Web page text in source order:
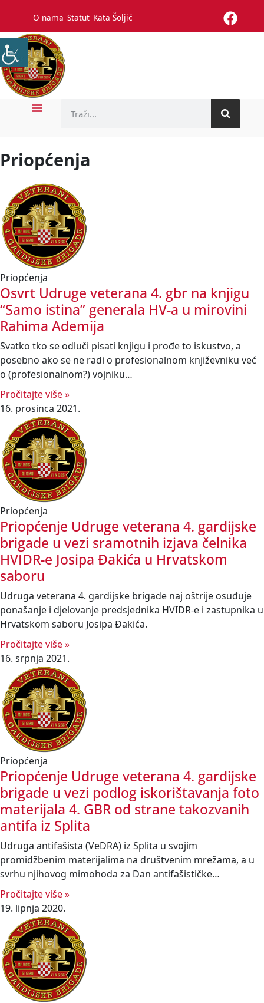
O nama Statut Kata Šoljić
Priopćenja
Priopćenja
Osvrt Udruge veterana 4. gbr na knjigu
“Samo istina” generala HV-a u mirovini
Rahima Ademija
Svatko tko se odluči pisati knjigu i prođe to iskustvo, a
posebno ako se ne radi o profesionalnom književniku već
o (profesionalnom?) vojniku…
Pročitajte više »
16. prosinca 2021.
Priopćenja
Priopćenje Udruge veterana 4. gardijske
brigade u vezi sramotnih izjava čelnika
HVIDR-e Josipa Đakića u Hrvatskom
saboru
Udruga veterana 4. gardijske brigade naj oštrije osuđuje
ponašanje i djelovanje predsjednika HVIDR-e i zastupnika u
Hrvatskom saboru Josipa Đakića.
Pročitajte više »
16. srpnja 2021.
Priopćenja
Priopćenje Udruge veterana 4. gardijske
brigade u vezi podlog iskorištavanja foto
materijala 4. GBR od strane takozvanih
antifa iz Splita
Udruga antifašista (VeDRA) iz Splita u svojim
promidžbenim materijalima na društvenim mrežama, a u
svrhu njihovog mimohoda za Dan antifašističke…
Pročitajte više »
19. lipnja 2020.